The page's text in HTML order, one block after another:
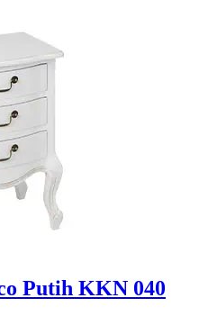
Putih KKN 040